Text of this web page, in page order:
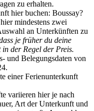
zu erhalten.
hier buchen: Boussay?
mindestens zwei
an Unterkünften zu
je früher du deine
in der Regel der Preis.
und Belegungsdaten von
einer Ferienunterkunft
variieren hier je nach
Art der Unterkunft und